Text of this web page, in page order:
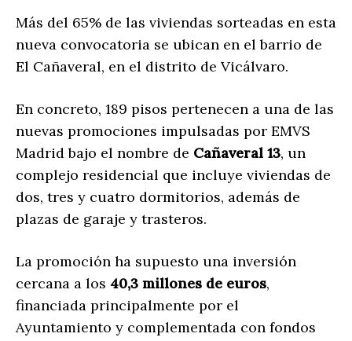
Más del 65% de las viviendas sorteadas en esta
nueva convocatoria se ubican en el barrio de
El Cañaveral, en el distrito de Vicálvaro.
En concreto, 189 pisos pertenecen a una de las
nuevas promociones impulsadas por EMVS
Madrid bajo el nombre de Cañaveral 13, un
complejo residencial que incluye viviendas de
dos, tres y cuatro dormitorios, además de
plazas de garaje y trasteros.
La promoción ha supuesto una inversión
cercana a los 40,3 millones de euros,
financiada principalmente por el
Ayuntamiento y complementada con fondos